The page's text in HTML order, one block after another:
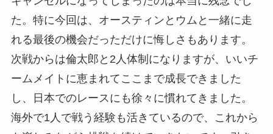
た。特に今回は、オースティンとウムと一緒に走
れる最後の機会だっただけに悔しさもあります。
次戦からは倫太郎と2人体制になりますが、いいチ
ームメイトに恵まれてここまで成長できました
し、日本でのレースにも徐々に慣れてきました。
海外で1人で戦う経験も活きているので、これから